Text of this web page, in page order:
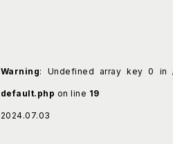
Warning: Undefined array key 0 in
default.php on line 19
2024.07.03